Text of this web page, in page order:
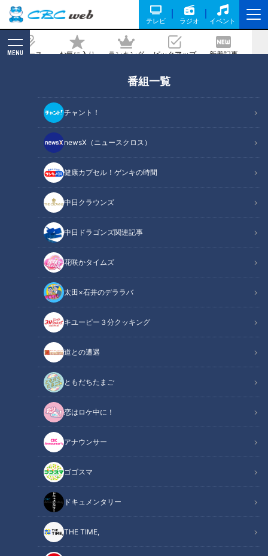
テレビ ラジオ イベント
ニュース お気に入り ランキング ピックアップ 新着記事
MENU
番組一覧
チャント！
newsX（ニュースクロス）
健康カプセル！ゲンキの時間
中日クラウンズ
中日ドラゴンズ関連記事
花咲かタイムズ
太田×石井のデララバ
キユーピー３分クッキング
道との遭遇
ともだちたまご
恋はロケ中に！
アナウンサー
ゴゴスマ
ドキュメンタリー
THE TIME,
上！ハンバーグマスターに教わる『本格
レトルトハンバーグ』
記事に戻る
この記事の画像（全15枚）